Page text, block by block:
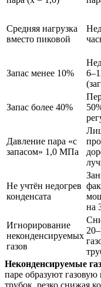
Средняя нагрузка
вместо пиковой
Запас менее 10%
Запас более 40%
Давление пара «с
запасом» 1,0 МПа
Не учтён недогрев
конденсата
на
Игнорирование
неконденсируемых
газов
Неконденсируемые
паре образуют
трубок, резко снижая